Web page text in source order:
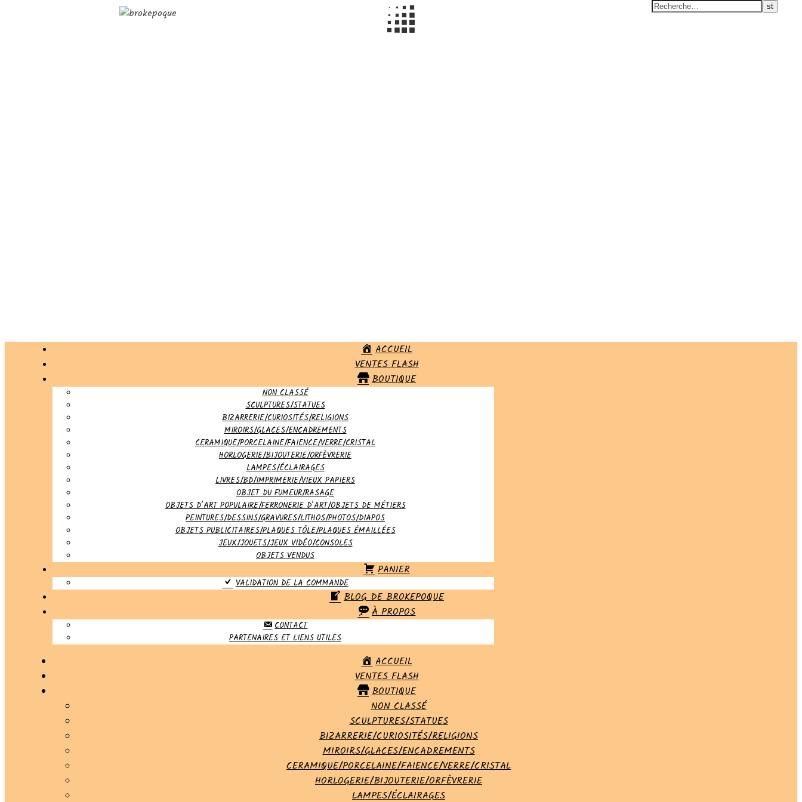
ACCUEIL
VENTES FLASH
BOUTIQUE
NON CLASSÉ
SCULPTURES/STATUES
BIZARRERIE/CURIOSITÉS/RELIGIONS
MIROIRS/GLACES/ENCADREMENTS
CERAMIQUE/PORCELAINE/FAIENCE/VERRE/CRISTAL
HORLOGERIE/BIJOUTERIE/ORFÈVRERIE
LAMPES/ÉCLAIRAGES
LIVRES/BD/IMPRIMERIE/VIEUX PAPIERS
OBJET DU FUMEUR/RASAGE
OBJETS D’ART POPULAIRE/FERRONERIE D’ART/OBJETS DE MÉTIERS
PEINTURES/DESSINS/GRAVURES/LITHOS/PHOTOS/DIAPOS
OBJETS PUBLICITAIRES/PLAQUES TÔLE/PLAQUES ÉMAILLÉES
JEUX/JOUETS/JEUX VIDÉO/CONSOLES
OBJETS VENDUS
PANIER
VALIDATION DE LA COMMANDE
BLOG DE BROKEPOQUE
À PROPOS
CONTACT
PARTENAIRES ET LIENS UTILES
ACCUEIL
VENTES FLASH
BOUTIQUE
NON CLASSÉ
SCULPTURES/STATUES
BIZARRERIE/CURIOSITÉS/RELIGIONS
MIROIRS/GLACES/ENCADREMENTS
CERAMIQUE/PORCELAINE/FAIENCE/VERRE/CRISTAL
HORLOGERIE/BIJOUTERIE/ORFÈVRERIE
LAMPES/ÉCLAIRAGES